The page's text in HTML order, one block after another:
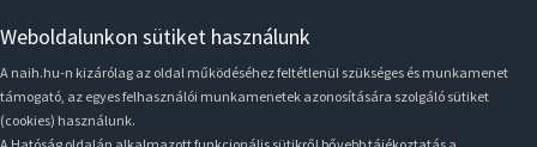
Weboldalunkon sütiket használunk
A naih.hu-n kizárólag az oldal működéséhez feltétlenül szükséges és munkamenet
támogató, az egyes felhasználói munkamenetek azonosítására szolgáló sütiket
(cookies) használunk.